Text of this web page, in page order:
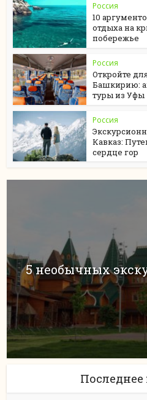
Россия
10
отдыха на
побережье
Россия
Откройте
Башкирию:
туры из Уфы
Россия
Кавказ:
сердце гор
5 необычных
Последнее